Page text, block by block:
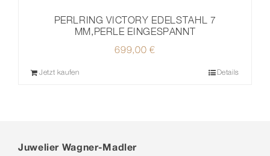
PERLRING VICTORY EDELSTAHL 7
MM,PERLE EINGESPANNT
699,00 €
Jetzt kaufen Details
Juwelier Wagner-Madler